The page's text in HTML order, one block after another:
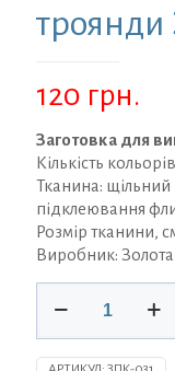
троянди
120 грн.
Заготовка для
Кількість
Тканина:
підклеювання
Розмір тканини,
Виробник:
товара
Заготовка
для